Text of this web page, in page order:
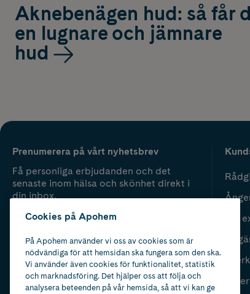
Aknebenägen hud: så får
en lugnare och jämnare
hud
Prenumerera på vårt nyhetsbrev
Få personliga erbjudanden och det
senaste inom hälsa och skönhet direkt i
din inbox.
Vår
Cookies på Apohem
På Apohem använder vi oss av cookies som är
nödvändiga för att hemsidan ska fungera som den ska.
Vi använder även cookies för funktionalitet, statistik
och marknadsföring. Det hjälper oss att följa och
analysera beteenden på vår hemsida, så att vi kan ge